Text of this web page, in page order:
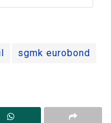
sgmk eurobond